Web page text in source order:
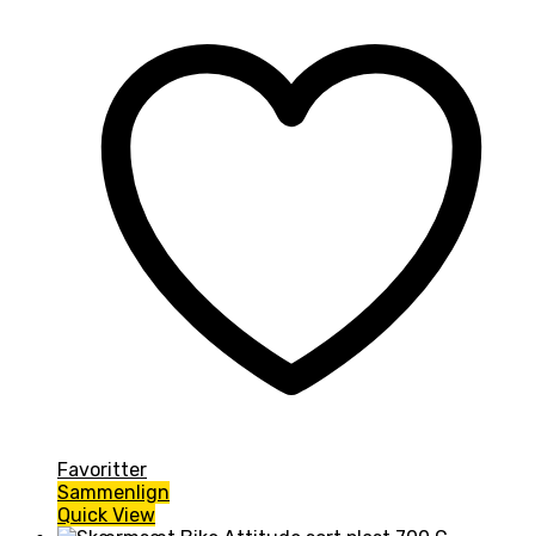
Favoritter
Sammenlign
Quick View